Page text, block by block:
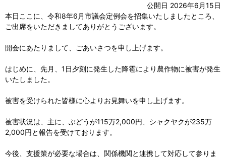
公開日 2026年6月15日
本日ここに、令和8年6月市議会定例会を招集いたしましたところ、
ご出席をいただきましてありがとうございます。
開会にあたりまして、ごあいさつを申し上げます。
はじめに、先月、1日夕刻に発生した降雹により農作物に被害が発生
いたしました。
被害を受けられた皆様に心よりお見舞いを申し上げます。
被害状況は、主に、ぶどうが115万2,000円、シャクヤクが235万
2,000円と報告を受けております。
今後、支援策が必要な場合は、関係機関と連携して対応して参りま